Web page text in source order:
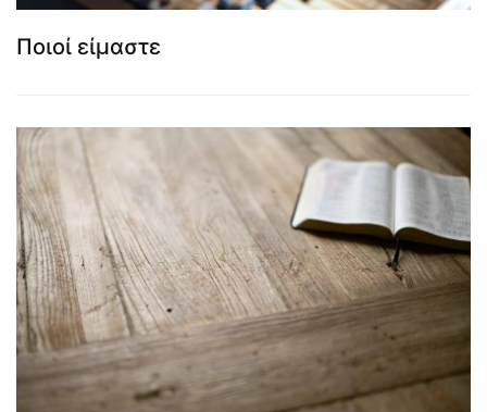
Ποιοί είμαστε